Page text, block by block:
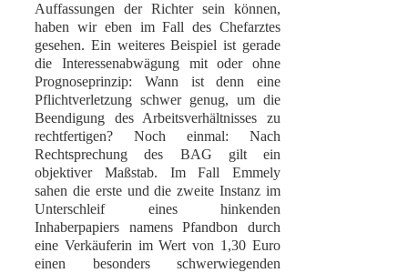
Auffassungen der Richter sein können,
haben wir eben im Fall des Chefarztes
gesehen. Ein weiteres Beispiel ist gerade
die Interessenabwägung mit oder ohne
Prognoseprinzip: Wann ist denn eine
Pflichtverletzung schwer genug, um die
Beendigung des Arbeitsverhältnisses zu
rechtfertigen? Noch einmal: Nach
Rechtsprechung des BAG gilt ein
objektiver Maßstab. Im Fall Emmely
sahen die erste und die zweite Instanz im
Unterschleif eines hinkenden
Inhaberpapiers namens Pfandbon durch
eine Verkäuferin im Wert von 1,30 Euro
einen besonders schwerwiegenden